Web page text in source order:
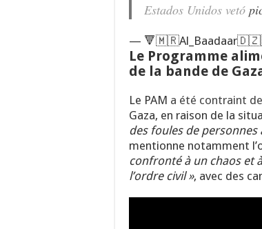
Estados Unidos vetó
—
Le Programme
de la bande de
Le PAM a été contraint
Gaza, en raison de la
des foules de personnes
mentionne notamment
confronté à un chaos et
l’ordre civil », avec des